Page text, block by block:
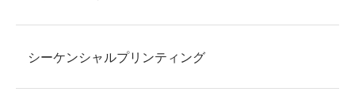
シーケンシャルプリンティング